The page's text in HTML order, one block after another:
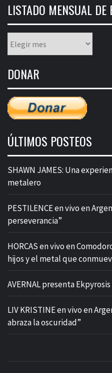
LISTADO MENSUAL DE
mensual
entradas
DONAR
ÚLTIMOS POSTEOS
SHAWN JAMES: Una
metalero
PESTILENCE en vivo en
perseverancia”
HORCAS en vivo en
hijos y el metal que
AVERNAL presenta
LIV KRISTINE en vivo en
abraza la oscuridad”